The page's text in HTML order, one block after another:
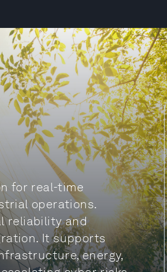
for real-time
operations.
reliability and
It supports
energy,